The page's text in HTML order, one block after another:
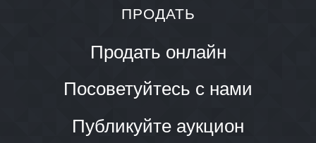
ПРОДАТЬ
Продать онлайн
Посоветуйтесь с нами
Публикуйте аукцион